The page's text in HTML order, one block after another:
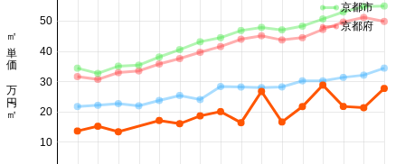
10
20
30
40
50
㎡単価 万円/㎡
京都市
京都府